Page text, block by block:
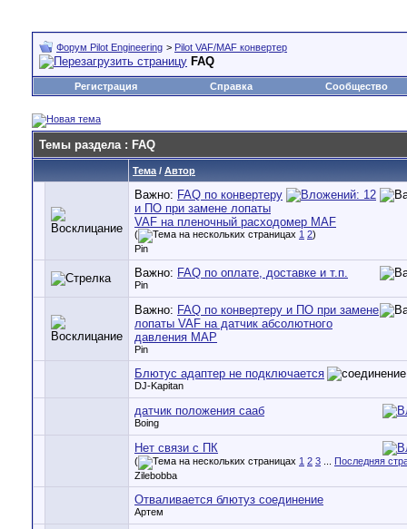
Форум Pilot Engineering > Pilot VAF/MAF конвертер
FAQ
Регистрация Справка Сообщество
Темы раздела: FAQ
Тема / Автор
Важно: FAQ по конвертеру
и ПО при замене лопаты
VAF на пленочный расходомер MAF
( 1 2)
Pin
Важно: FAQ по оплате, доставке и т.п.
Pin
Важно: FAQ по конвертеру и ПО при замене
лопаты VAF на датчик абсолютного
давления MAP
Pin
Блютус адаптер не подключается
DJ-Kapitan
датчик положения сааб
Boing
Нет связи с ПК
( 1 2 3
Последняя
Zilebobba
Отваливается блютуз соединение
Артем